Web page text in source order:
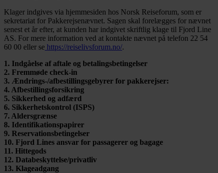
Klager indgives via hjemmesiden hos Norsk Reiseforum, som er
sekretariat for Pakkerejsenævnet. Sagen skal forelægges for nævnet
senest et år efter, at kunden har indgivet skriftlig klage til Fjord Line
AS. For mere information ved at kontakte nævnet på telefon 22 54
60 00 eller se https://reiselivsforum.no/.
1 . Indgåelse af aftale og betalingsbetingelser
2. Fremmøde check-in
3. Ændrings-/afbestillingsgebyrer for pakkerejser:
4. Afbestillingsforsikring
5. Sikkerhed og adfærd
6. Sikkerhetskontrol (ISPS)
7. Aldersgrænse
8. Identifikationspapirer
9. Reservationsbetingelser
10. Fjord Lines ansvar for passagerer og bagage
11 . Hittegods
12. Databeskyttelse/privatliv
13. Klageadgang